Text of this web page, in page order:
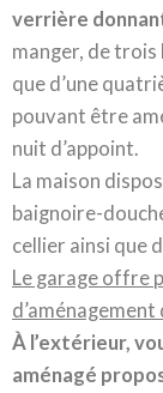
verrière
manger, de trois
que d’une
pouvant être
nuit d’appoint.
La maison
baignoire-
cellier ainsi que
Le garage offre
À l’extérieur,
aménagé